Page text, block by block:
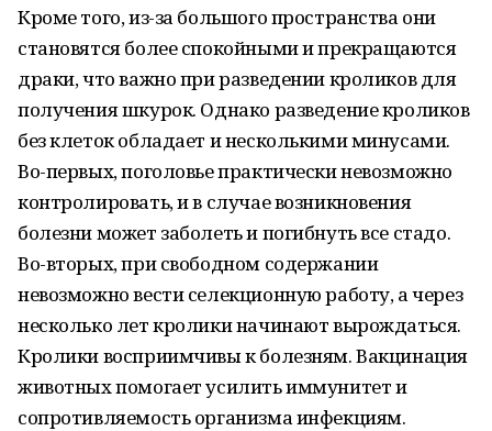
Кроме того, из-за большого пространства они
становятся более спокойными и прекращаются
драки, что важно при разведении кроликов для
получения шкурок. Однако разведение кроликов
без клеток обладает и несколькими минусами.
Во-первых, поголовье практически невозможно
контролировать, и в случае возникновения
болезни может заболеть и погибнуть все стадо.
Во-вторых, при свободном содержании
невозможно вести селекционную работу, а через
несколько лет кролики начинают вырождаться.
Кролики восприимчивы к болезням. Вакцинация
животных помогает усилить иммунитет и
сопротивляемость организма инфекциям.